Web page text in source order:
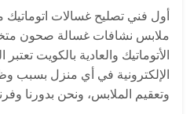
أول فني تصليح غسالات
ملابس نشافات غسالة صحون
الأتوماتيك والعادية بالكويت
الإلكترونية في أي منزل بسبب
وتعقيم الملابس، ونحن بدورنا